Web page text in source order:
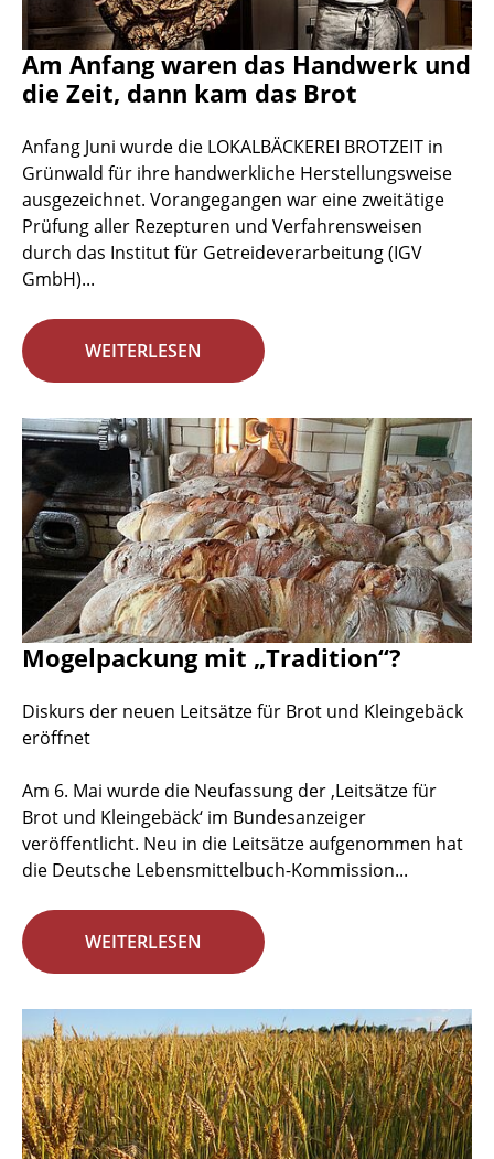
Am Anfang waren das Handwerk und
die Zeit, dann kam das Brot
Anfang Juni wurde die LOKALBÄCKEREI BROTZEIT in
Grünwald für ihre handwerkliche Herstellungsweise
ausgezeichnet. Vorangegangen war eine zweitätige
Prüfung aller Rezepturen und Verfahrensweisen
durch das Institut für Getreideverarbeitung (IGV
GmbH)...
WEITERLESEN
Mogelpackung mit „Tradition“?
Diskurs der neuen Leitsätze für Brot und Kleingebäck
eröffnet
Am 6. Mai wurde die Neufassung der ‚Leitsätze für
Brot und Kleingebäck‘ im Bundesanzeiger
veröffentlicht. Neu in die Leitsätze aufgenommen hat
die Deutsche Lebensmittelbuch-Kommission...
WEITERLESEN